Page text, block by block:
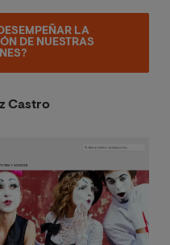
LA
DE NUESTRAS
Castro